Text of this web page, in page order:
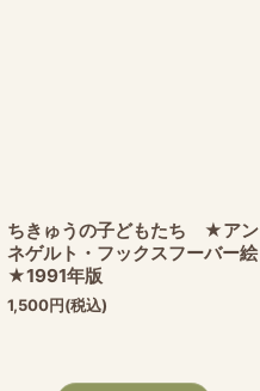
ちきゅうの子どもたち ★アン
ネゲルト・フックスフーバー絵
★1991年版
1,500円(税込)